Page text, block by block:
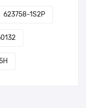
623758-1S2P